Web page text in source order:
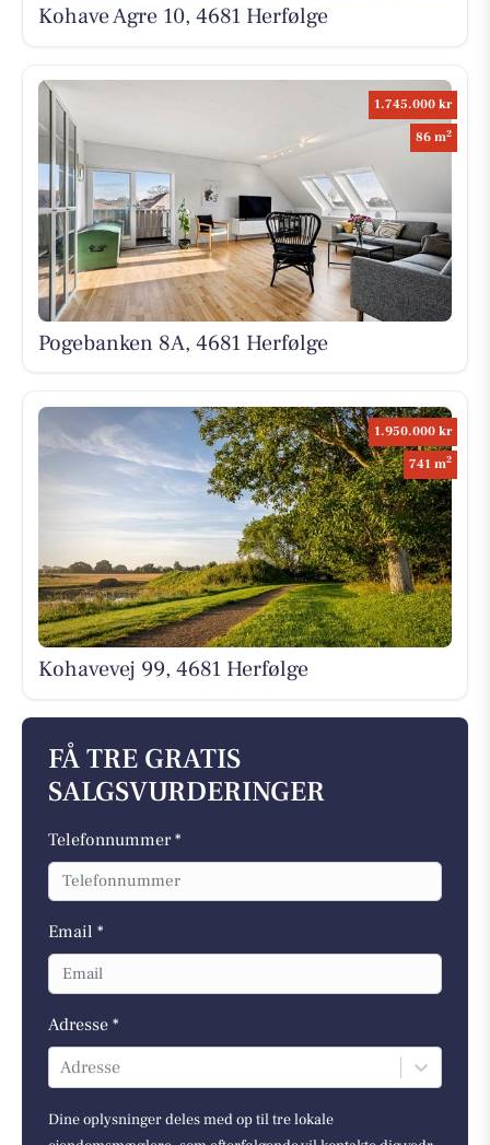
Kohave Agre 10, 4681 Herfølge
1.745.000 kr
86 m2
Pogebanken 8A, 4681 Herfølge
1.950.000 kr
741 m2
Kohavevej 99, 4681 Herfølge
FÅ TRE GRATIS
SALGSVURDERINGER
Telefonnummer *
Email *
Adresse *
Adresse
Dine oplysninger deles med op til tre lokale